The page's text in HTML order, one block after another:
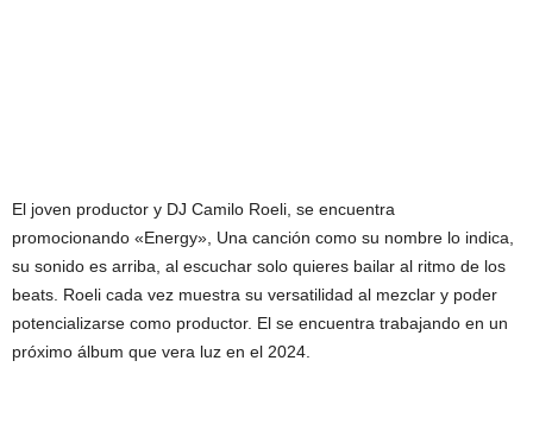
El joven productor y DJ Camilo Roeli, se encuentra
promocionando «Energy», Una canción como su nombre lo indica,
su sonido es arriba, al escuchar solo quieres bailar al ritmo de los
beats. Roeli cada vez muestra su versatilidad al mezclar y poder
potencializarse como productor. El se encuentra trabajando en un
próximo álbum que vera luz en el 2024.